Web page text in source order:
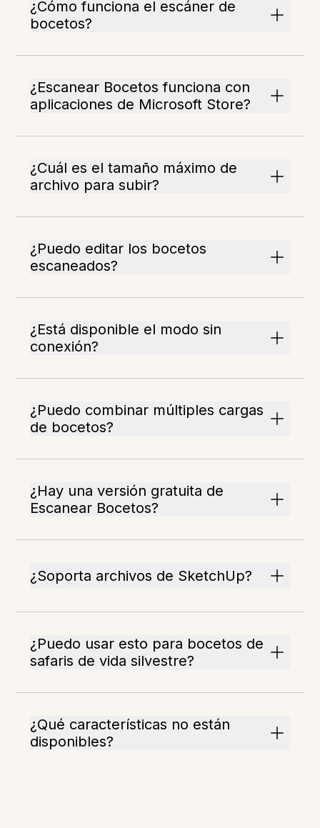
¿Cómo funciona el escáner de
bocetos?
¿Escanear Bocetos funciona con
aplicaciones de Microsoft Store?
¿Cuál es el tamaño máximo de
archivo para subir?
¿Puedo editar los bocetos
escaneados?
¿Está disponible el modo sin
conexión?
¿Puedo combinar múltiples cargas
de bocetos?
¿Hay una versión gratuita de
Escanear Bocetos?
¿Soporta archivos de SketchUp?
¿Puedo usar esto para bocetos de
safaris de vida silvestre?
¿Qué características no están
disponibles?